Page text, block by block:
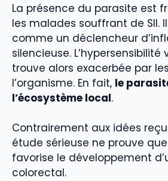
La présence du parasite est
les malades souffrant de SII.
comme un déclencheur
silencieuse. L’hypersensibilité
trouve alors exacerbée par
l’organisme. En fait, le
l’écosystème local.
Contrairement aux idées
étude sérieuse ne prouve
favorise le développement
colorectal.